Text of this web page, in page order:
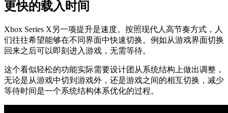
更快的载入时间
Xbox Series X另一项提升是速度。按照现代人高节奏方式，人
们往往希望能够在不同界面中快速切换。例如从游戏界面切换
回来之后可以即刻进入游戏，无需等待。
这个看似轻松的功能实际需要设计团从系统结构上做出调整，
无论是从游戏中切到游戏外，还是游戏之间的相互切换，减少
等待时间是一个系统结构体系优化的过程。